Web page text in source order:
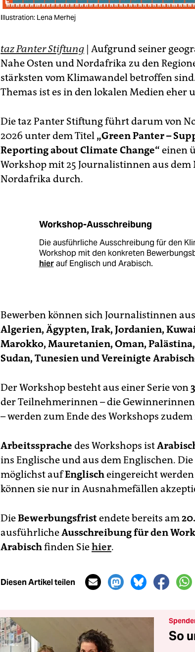
Illustration: Lena Merhej
taz Panter Stiftung | Aufgrund seiner
Nahe Osten und Nordafrika zu den
stärksten vom Klimawandel betroffen
Themas ist es in den lokalen Medien eher
Die taz Panter Stiftung führt darum von
2026 unter dem Titel „Green Panter –
Reporting about Climate Change“ einen
Workshop mit 25 Journalistinnen aus dem
Nordafrika durch.
Workshop-Ausschreibung
Die ausführliche Ausschreibung für den
Workshop mit den konkreten
hierauf Englisch und Arabisch.
Bewerben können sich Journalistinnen
Algerien, Ägypten, Irak, Jordanien,
Marokko, Mauretanien, Oman,
Sudan, Tunesien und Vereinigte
Der Workshop besteht aus einer Serie von
der Teilnehmerinnen – die Gewinnerinnen
– werden zum Ende des Workshops
Arbeitssprache des Workshops ist
ins Englische und aus dem Englischen. Die
möglichst aufEnglischeingereicht
können sie nur in Ausnahmefällen
DieBewerbungsfrist endete bereits am
ausführlicheAusschreibung für den
Arabischfinden Siehier.
Diesen Artikel teilen
So